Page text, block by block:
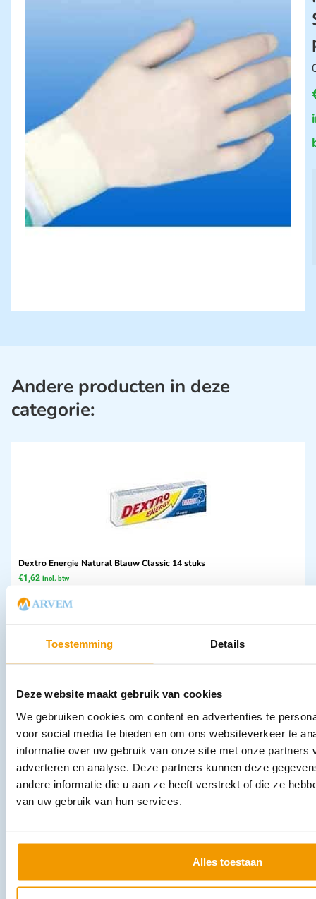
Toestemming Details
Deze website maakt gebruik van cookies
We gebruiken cookies om content en advertenties te
voor social media te bieden en om ons websiteverkeer te
informatie over uw gebruik van onze site met onze partners
adverteren en analyse. Deze partners kunnen deze
andere informatie die u aan ze heeft verstrekt of die ze
van uw gebruik van hun services.
Alles toestaan
Andere producten in deze
categorie:
Dextro Energie Natural Blauw Classic 14 stuks
€1,62 incl. btw
Celstofdeppers NOBATISSUE gebleekt Pak 5 kg
€24,42 – €64,75 incl. btw
Opties bekijken